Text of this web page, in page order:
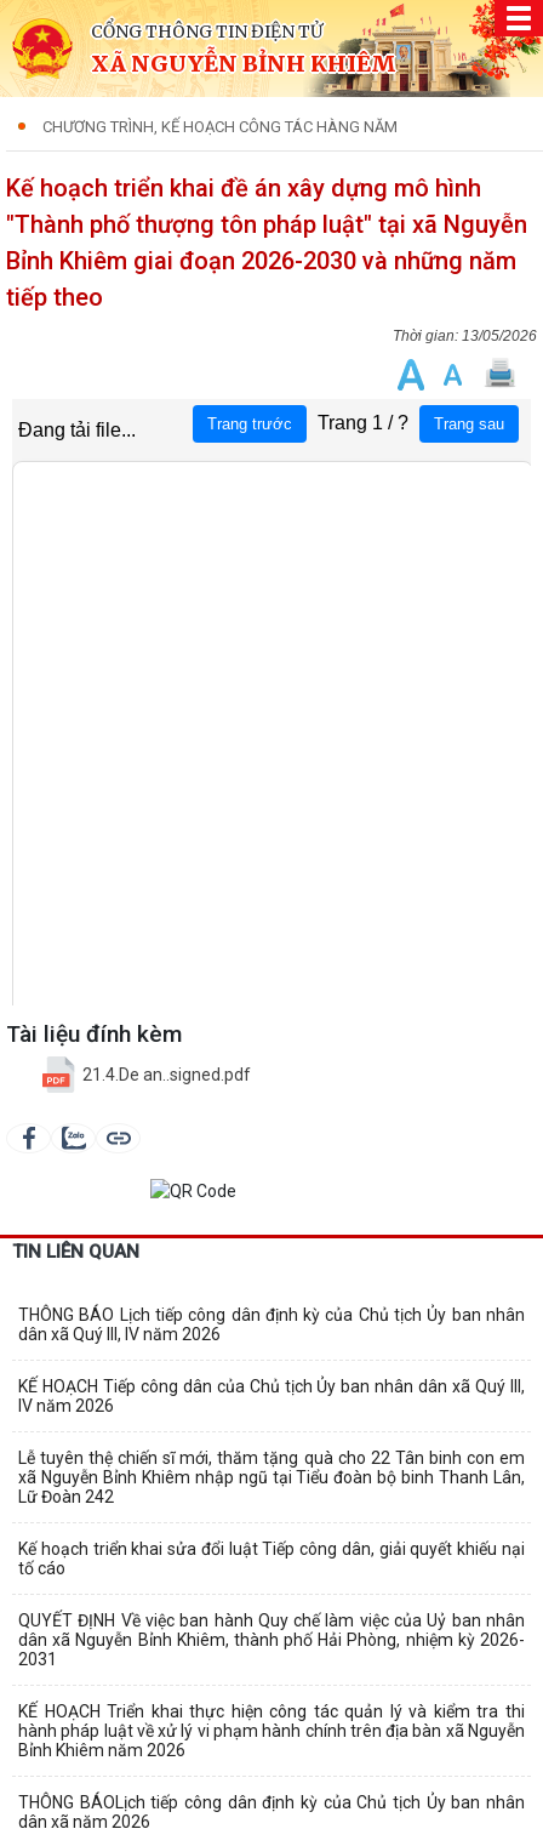
CỔNG THÔNG TIN ĐIỆN TỬ
XÃ NGUYỄN BỈNH KHIÊM
CHƯƠNG TRÌNH, KẾ HOẠCH CÔNG TÁC HÀNG NĂM
Kế hoạch triển khai đề án xây dựng mô hình
"Thành phố thượng tôn pháp luật" tại xã Nguyễn
Bỉnh Khiêm giai đoạn 2026-2030 và những năm
tiếp theo
13/05/2026
Tài liệu đính kèm
21.4.De an..signed.pdf
TIN LIÊN QUAN
THÔNG BÁO Lịch tiếp công dân định kỳ của Chủ tịch Ủy ban nhân
dân xã Quý III, IV năm 2026
KẾ HOẠCH Tiếp công dân của Chủ tịch Ủy ban nhân dân xã Quý III,
IV năm 2026
Lễ tuyên thệ chiến sĩ mới, thăm tặng quà cho 22 Tân binh con em
xã Nguyễn Bỉnh Khiêm nhập ngũ tại Tiểu đoàn bộ binh Thanh Lân,
Lữ Đoàn 242
Kế hoạch triển khai sửa đổi luật Tiếp công dân, giải quyết khiếu nại
tố cáo
QUYẾT ĐỊNH Về việc ban hành Quy chế làm việc của Uỷ ban nhân
dân xã Nguyễn Bỉnh Khiêm, thành phố Hải Phòng, nhiệm kỳ 2026-
2031
KẾ HOẠCH Triển khai thực hiện công tác quản lý và kiểm tra thi
hành pháp luật về xử lý vi phạm hành chính trên địa bàn xã Nguyễn
Bỉnh Khiêm năm 2026
THÔNG BÁOLịch tiếp công dân định kỳ của Chủ tịch Ủy ban nhân
dân xã năm 2026